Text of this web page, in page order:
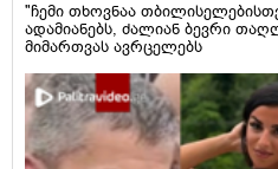
"ჩემი თხოვნაა
ადამიანებს, ძალიან ბევრი
მიმართვას ავრცელებს